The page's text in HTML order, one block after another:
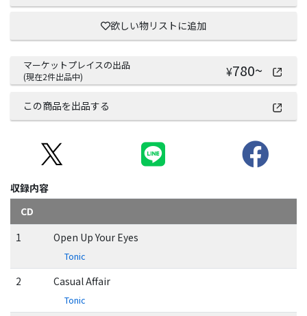
欲しい物リストに追加
マーケットプレイスの出品
(現在2件出品中) ¥780~
この商品を出品する
収録内容
CD
1
Open Up Your Eyes
Tonic
2 Casual Affair
Tonic